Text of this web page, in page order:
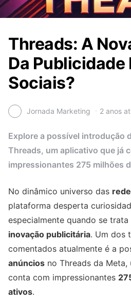
Threads: A
Da Publicidade
Sociais?
Jornada Marketing 2 anos
Explore a possível introdução
Threads, um aplicativo que já
impressionantes 275 milhões
No dinâmico universo das
plataforma desperta
especialmente quando se trata
inovação publicitária. Um dos
comentados atualmente é a
anúncios no Threads da
conta com impressionantes
ativos.